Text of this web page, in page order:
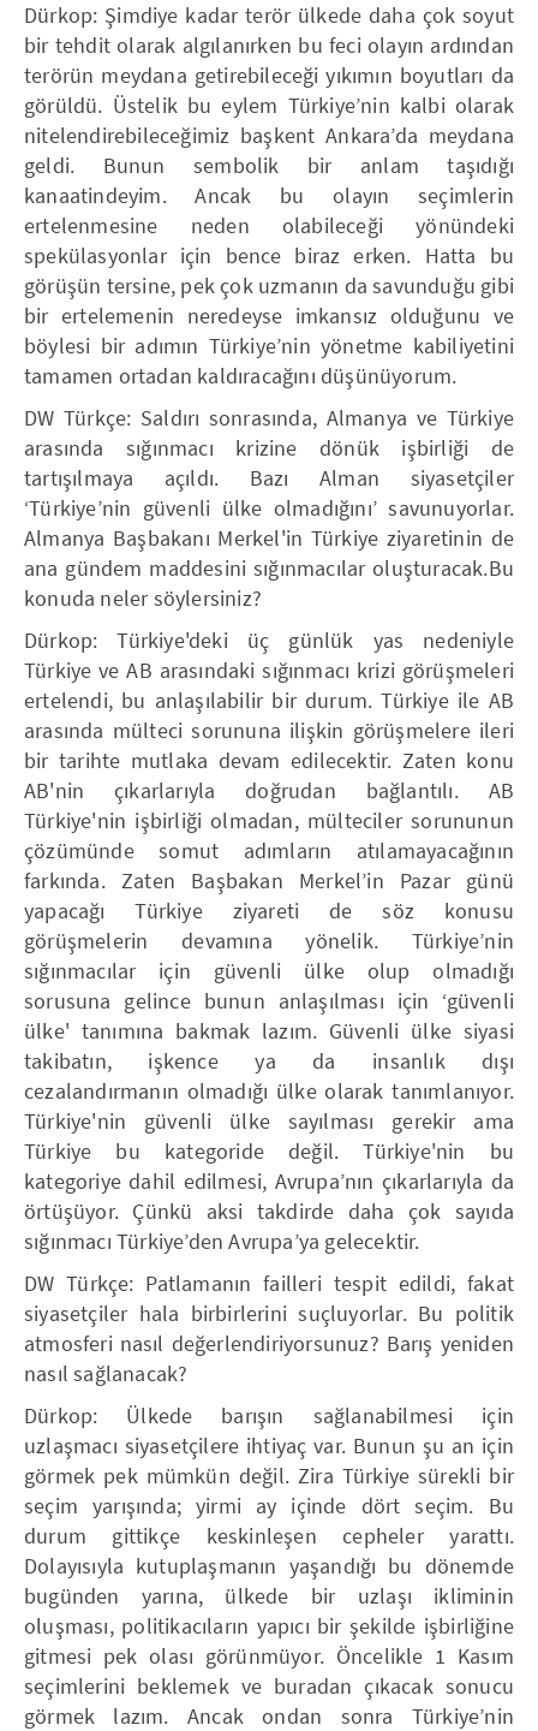
Dürkop: Şimdiye kadar terör ülkede daha çok soyut
bir tehdit olarak algılanırken bu feci olayın ardından
terörün meydana getirebileceği yıkımın boyutları da
görüldü. Üstelik bu eylem Türkiye’nin kalbi olarak
nitelendirebileceğimiz başkent Ankara’da meydana
geldi. Bunun sembolik bir anlam taşıdığı
kanaatindeyim. Ancak bu olayın seçimlerin
ertelenmesine neden olabileceği yönündeki
spekülasyonlar için bence biraz erken. Hatta bu
görüşün tersine, pek çok uzmanın da savunduğu gibi
bir ertelemenin neredeyse imkansız olduğunu ve
böylesi bir adımın Türkiye’nin yönetme kabiliyetini
tamamen ortadan kaldıracağını düşünüyorum.
DW Türkçe: Saldırı sonrasında, Almanya ve Türkiye
arasında sığınmacı krizine dönük işbirliği de
tartışılmaya açıldı. Bazı Alman siyasetçiler
‘Türkiye’nin güvenli ülke olmadığını’ savunuyorlar.
Almanya Başbakanı Merkel'in Türkiye ziyaretinin de
ana gündem maddesini sığınmacılar oluşturacak.Bu
konuda neler söylersiniz?
Dürkop: Türkiye'deki üç günlük yas nedeniyle
Türkiye ve AB arasındaki sığınmacı krizi görüşmeleri
ertelendi, bu anlaşılabilir bir durum. Türkiye ile AB
arasında mülteci sorununa ilişkin görüşmelere ileri
bir tarihte mutlaka devam edilecektir. Zaten konu
AB'nin çıkarlarıyla doğrudan bağlantılı. AB
Türkiye'nin işbirliği olmadan, mülteciler sorununun
çözümünde somut adımların atılamayacağının
farkında. Zaten Başbakan Merkel’in Pazar günü
yapacağı Türkiye ziyareti de söz konusu
görüşmelerin devamına yönelik. Türkiye’nin
sığınmacılar için güvenli ülke olup olmadığı
sorusuna gelince bunun anlaşılması için ‘güvenli
ülke' tanımına bakmak lazım. Güvenli ülke siyasi
takibatın, işkence ya da insanlık dışı
cezalandırmanın olmadığı ülke olarak tanımlanıyor.
Türkiye'nin güvenli ülke sayılması gerekir ama
Türkiye bu kategoride değil. Türkiye'nin bu
kategoriye dahil edilmesi, Avrupa’nın çıkarlarıyla da
örtüşüyor. Çünkü aksi takdirde daha çok sayıda
sığınmacı Türkiye’den Avrupa’ya gelecektir.
DW Türkçe: Patlamanın failleri tespit edildi, fakat
siyasetçiler hala birbirlerini suçluyorlar. Bu politik
atmosferi nasıl değerlendiriyorsunuz? Barış yeniden
nasıl sağlanacak?
Dürkop: Ülkede barışın sağlanabilmesi için
uzlaşmacı siyasetçilere ihtiyaç var. Bunun şu an için
görmek pek mümkün değil. Zira Türkiye sürekli bir
seçim yarışında; yirmi ay içinde dört seçim. Bu
durum gittikçe keskinleşen cepheler yarattı.
Dolayısıyla kutuplaşmanın yaşandığı bu dönemde
bugünden yarına, ülkede bir uzlaşı ikliminin
oluşması, politikacıların yapıcı bir şekilde işbirliğine
gitmesi pek olası görünmüyor. Öncelikle 1 Kasım
seçimlerini beklemek ve buradan çıkacak sonucu
görmek lazım. Ancak ondan sonra Türkiye’nin